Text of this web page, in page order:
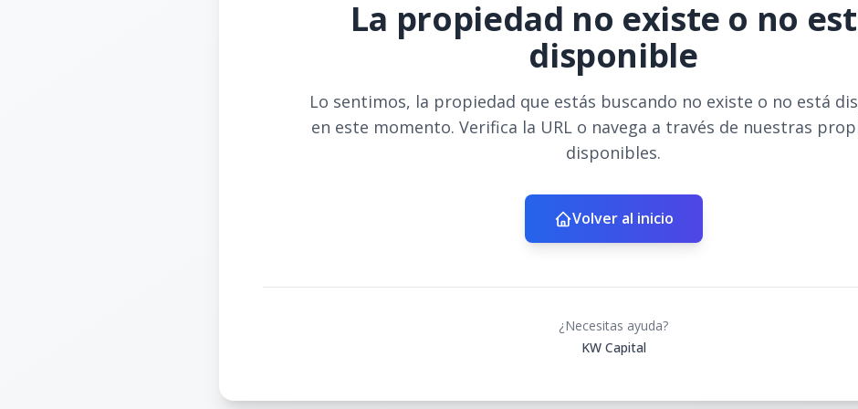
La propiedad no existe o no
disponible
Lo sentimos, la propiedad que estás buscando no existe o no está
en este momento. Verifica la URL o navega a través de nuestras
disponibles.
Volver al inicio
¿Necesitas ayuda?
KW Capital